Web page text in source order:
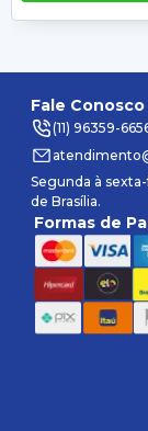
Fale Conosco
(11) 96359-
Segunda à
de Brasília.
Formas de